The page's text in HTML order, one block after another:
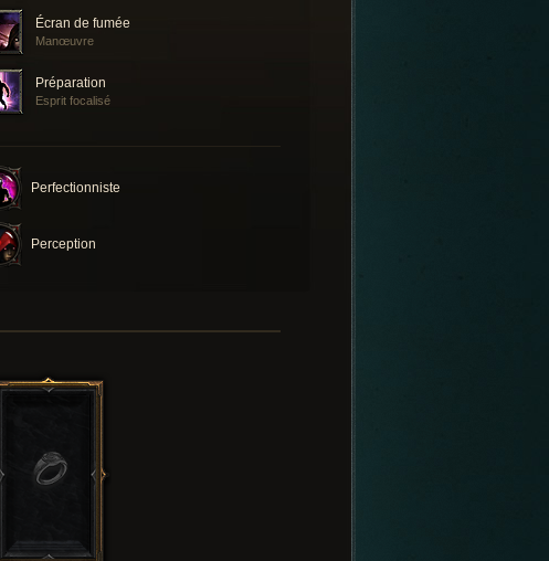
Écran de fumée
Manœuvre
Préparation
Esprit focalisé
Perfectionniste
Perception